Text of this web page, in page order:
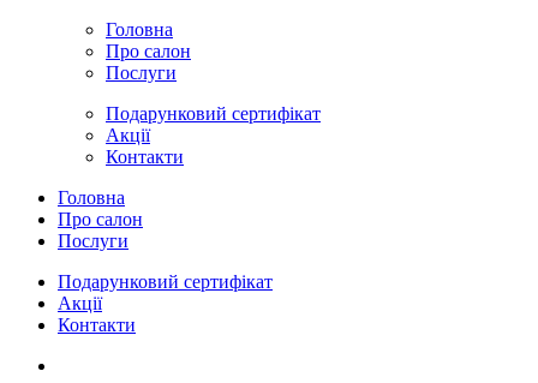
Головна
Про салон
Послуги
Подарунковий сертифікат
Акції
Контакти
Головна
Про салон
Послуги
Подарунковий сертифікат
Акції
Контакти